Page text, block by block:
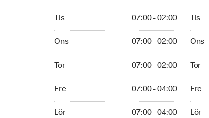
Tis 07:00 - 02:00
Ons 07:00 - 02:00
Tor 07:00 - 02:00
Fre 07:00 - 04:00
Lör 07:00 - 04:00
Tis
Ons
Tor
Fre
Lör